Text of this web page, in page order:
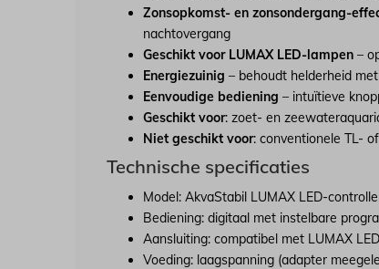
Zonsopkomst- en zonsondergang-
nachtovergang
Geschikt voor LUMAX LED-lampen –
Energiezuinig – behoudt helderheid
Eenvoudige bediening – intuïtieve
Geschikt voor: zoet- en
Niet geschikt voor: conventionele TL-
Technische specificaties
Model: AkvaStabil LUMAX LED-
Bediening: digitaal met instelbare
Aansluiting: compatibel met LUMAX
Voeding: laagspanning (adapter